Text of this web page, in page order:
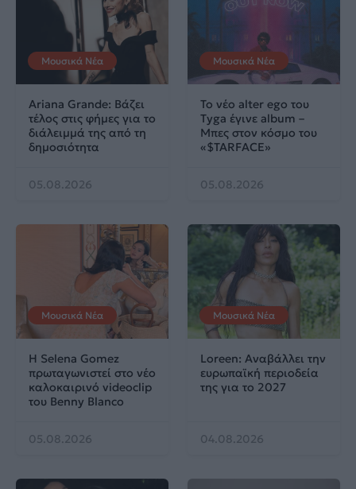
Μουσικά Νέα
Ariana Grande: Βάζει
τέλος στις φήμες για το
διάλειμμά της από τη
δημοσιότητα
05.08.2026
Μουσικά Νέα
Το νέο alter ego του
Tyga έγινε album –
Μπες στον κόσμο του
«$TARFACE»
05.08.2026
Μουσικά Νέα
Η Selena Gomez
πρωταγωνιστεί στο νέο
καλοκαιρινό videoclip
του Benny Blanco
05.08.2026
Μουσικά Νέα
Loreen: Αναβάλλει την
ευρωπαϊκή περιοδεία
της για το 2027
04.08.2026